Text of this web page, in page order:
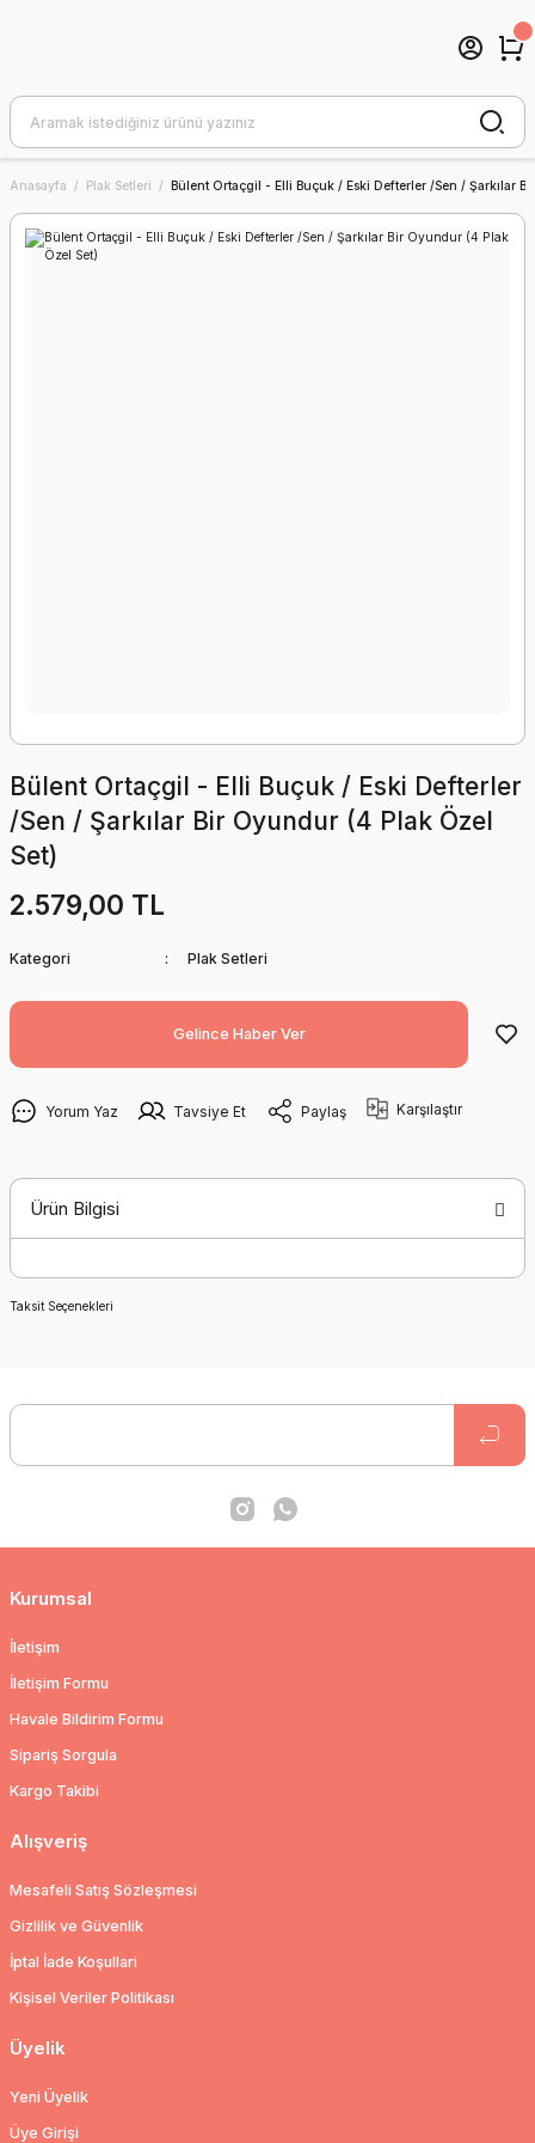
Anasayfa Plak Setleri Bülent Ortaçgil - Elli Buçuk / Eski Defterler /Sen / Şarkılar
Bülent Ortaçgil - Elli Buçuk / Eski Defterler
/Sen / Şarkılar Bir Oyundur (4 Plak Özel
Set)
2.579,00 TL
Kategori Plak Setleri
Gelince Haber Ver
Yorum Yaz Tavsiye Et Paylaş Karşılaştır
Ürün Bilgisi
Taksit Seçenekleri
Kurumsal
İletişim
İletişim Formu
Havale Bildirim Formu
Sipariş Sorgula
Kargo Takibi
Alışveriş
Mesafeli Satış Sözleşmesi
Gizlilik ve Güvenlik
İptal İade Koşullari
Kişisel Veriler Politikası
Üyelik
Yeni Üyelik
Üye Girişi